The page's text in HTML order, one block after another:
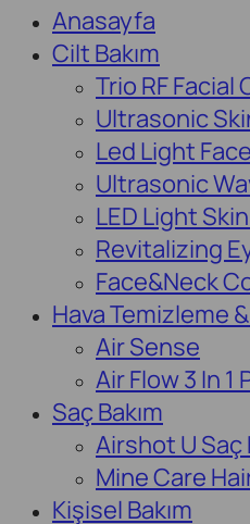
Anasayfa
Cilt Bakım
Trio RF Facial
Ultrasonic
Led Light
Ultrasonic
LED Light
Revitalizing
Face&Neck
Hava Temizleme
Air Sense
Air Flow 3 In 1
Saç Bakım
Airshot U
Mine Care
Kişisel Bakım